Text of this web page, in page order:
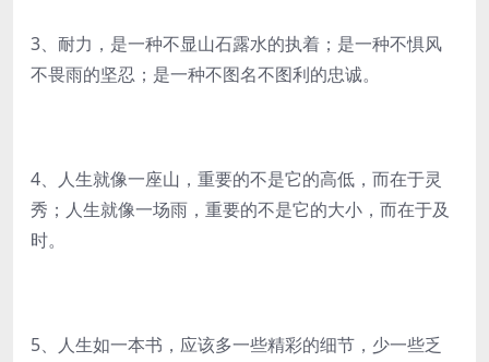
3、耐力，是一种不显山石露水的执着；是一种不惧风
不畏雨的坚忍；是一种不图名不图利的忠诚。
4、人生就像一座山，重要的不是它的高低，而在于灵
秀；人生就像一场雨，重要的不是它的大小，而在于及
时。
5、人生如一本书，应该多一些精彩的细节，少一些乏